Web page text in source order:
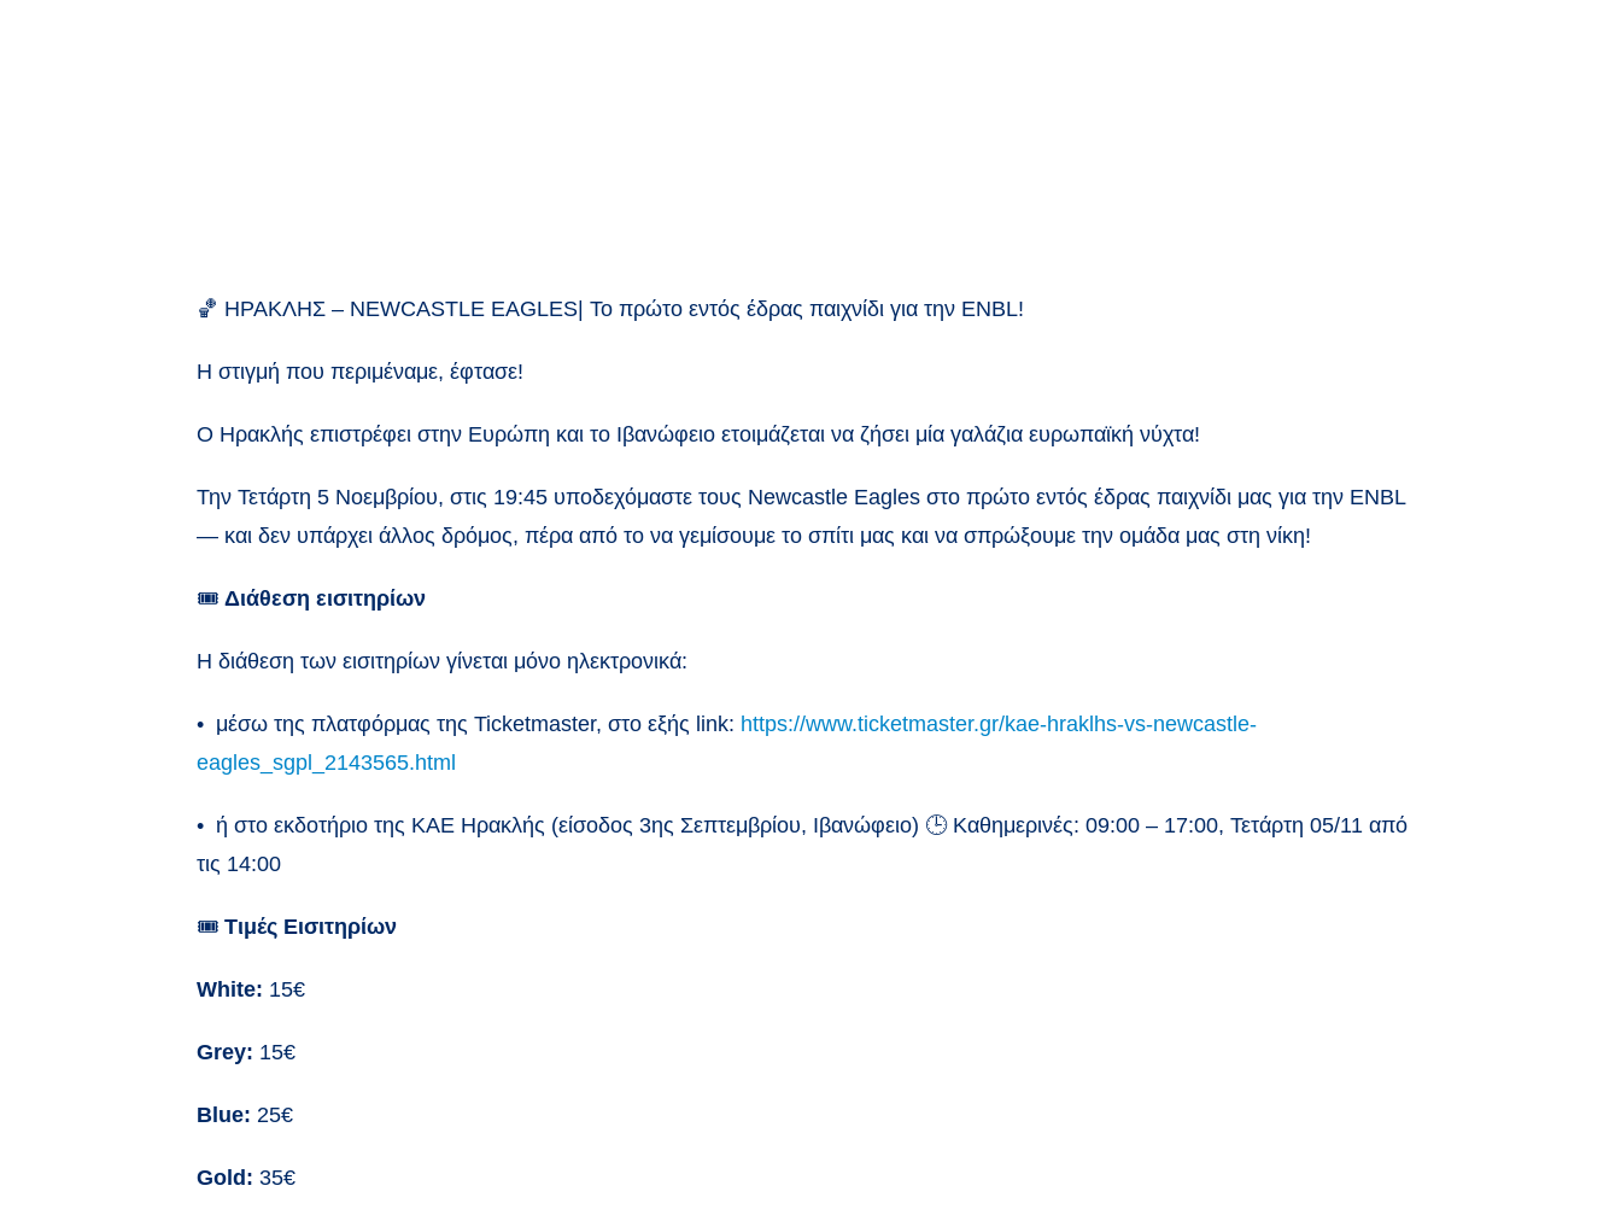
🏀 ΗΡΑΚΛΗΣ – NEWCASTLE EAGLES| Το πρώτο εντός έδρας παιχνίδι για την ENBL!
Η στιγμή που περιμέναμε, έφτασε!
Ο Ηρακλής επιστρέφει στην Ευρώπη και το Ιβανώφειο ετοιμάζεται να ζήσει μία γαλάζια ευρωπαϊκή νύχτα!
Την Τετάρτη 5 Νοεμβρίου, στις 19:45 υποδεχόμαστε τους Newcastle Eagles στο πρώτο εντός έδρας παιχνίδι μας για την ENBL
— και δεν υπάρχει άλλος δρόμος, πέρα από το να γεμίσουμε το σπίτι μας και να σπρώξουμε την ομάδα μας στη νίκη!
🎟 Διάθεση εισιτηρίων
Η διάθεση των εισιτηρίων γίνεται μόνο ηλεκτρονικά:
• μέσω της πλατφόρμας της Ticketmaster, στο εξής link: https://www.ticketmaster.gr/kae-hraklhs-vs-newcastle-
eagles_sgpl_2143565.html
• ή στο εκδοτήριο της ΚΑΕ Ηρακλής (είσοδος 3ης Σεπτεμβρίου, Ιβανώφειο) 🕒Καθημερινές: 09:00 – 17:00, Τετάρτη 05/11 από
τις 14:00
🎟️ Τιμές Εισιτηρίων
White: 15€
Grey: 15€
Blue: 25€
Gold: 35€